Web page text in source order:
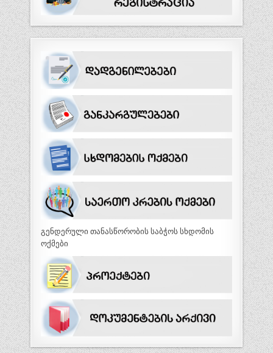
გენდერული თანასწორობის საბჭოს სხდომის
ოქმები